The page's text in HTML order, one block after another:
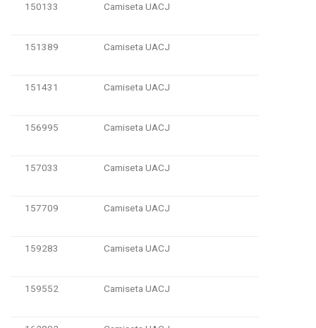
150133 Camiseta UACJ
151389 Camiseta UACJ
151431 Camiseta UACJ
156995 Camiseta UACJ
157033 Camiseta UACJ
157709 Camiseta UACJ
159283 Camiseta UACJ
159552 Camiseta UACJ